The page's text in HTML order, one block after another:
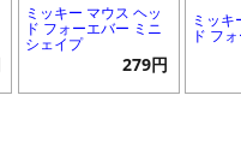
ミッキー マウス ヘッ
ド フォーエバー ミニ
シェイプ
279円
ミッキ
ド フ